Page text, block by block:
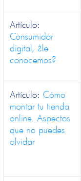
Artículo:
Consumidor
digital, ¿le
conocemos?
Artículo: Cómo
montar tu tienda
online. Aspectos
que no puedes
olvidar